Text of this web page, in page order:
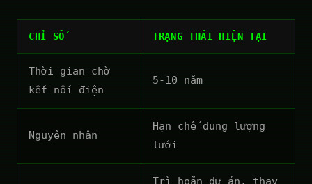
CHỈ SỐ TRẠNG THÁI HIỆN TẠI
Thời gian chờ
kết nối điện
5-10 năm
Nguyên nhân
Hạn chế dung lượng
lưới
Trì hoãn dự án, thay